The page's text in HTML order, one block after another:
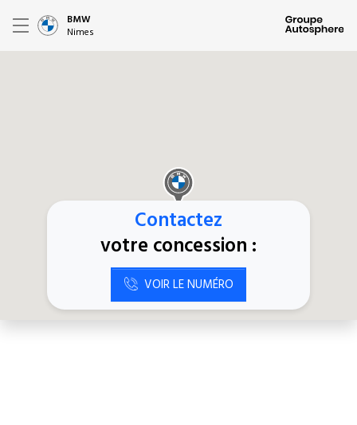
BMW
Nimes
Contactez
votre concession :
VOIR LE NUMÉRO